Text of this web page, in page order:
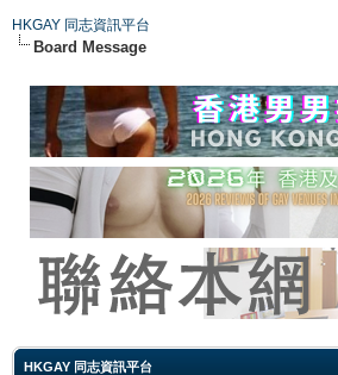
HKGAY 同志資訊平台
Board Message
HKGAY 同志資訊平台